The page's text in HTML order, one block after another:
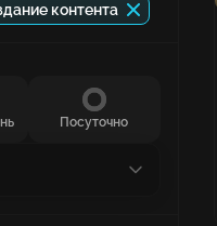
контента
Посуточно